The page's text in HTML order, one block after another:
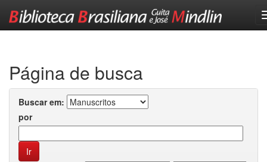
Página de busca
Buscar em:
por